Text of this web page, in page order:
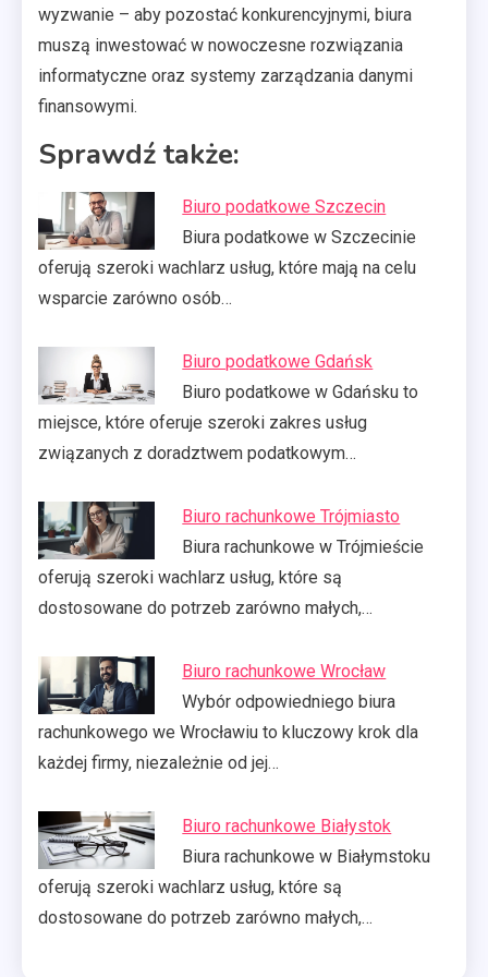
wyzwanie – aby pozostać konkurencyjnymi, biura
muszą inwestować w nowoczesne rozwiązania
informatyczne oraz systemy zarządzania danymi
finansowymi.
Sprawdź także:
Biuro podatkowe Szczecin
Biura podatkowe w Szczecinie
oferują szeroki wachlarz usług, które mają na celu
wsparcie zarówno osób…
Biuro podatkowe Gdańsk
Biuro podatkowe w Gdańsku to
miejsce, które oferuje szeroki zakres usług
związanych z doradztwem podatkowym…
Biuro rachunkowe Trójmiasto
Biura rachunkowe w Trójmieście
oferują szeroki wachlarz usług, które są
dostosowane do potrzeb zarówno małych,…
Biuro rachunkowe Wrocław
Wybór odpowiedniego biura
rachunkowego we Wrocławiu to kluczowy krok dla
każdej firmy, niezależnie od jej…
Biuro rachunkowe Białystok
Biura rachunkowe w Białymstoku
oferują szeroki wachlarz usług, które są
dostosowane do potrzeb zarówno małych,…